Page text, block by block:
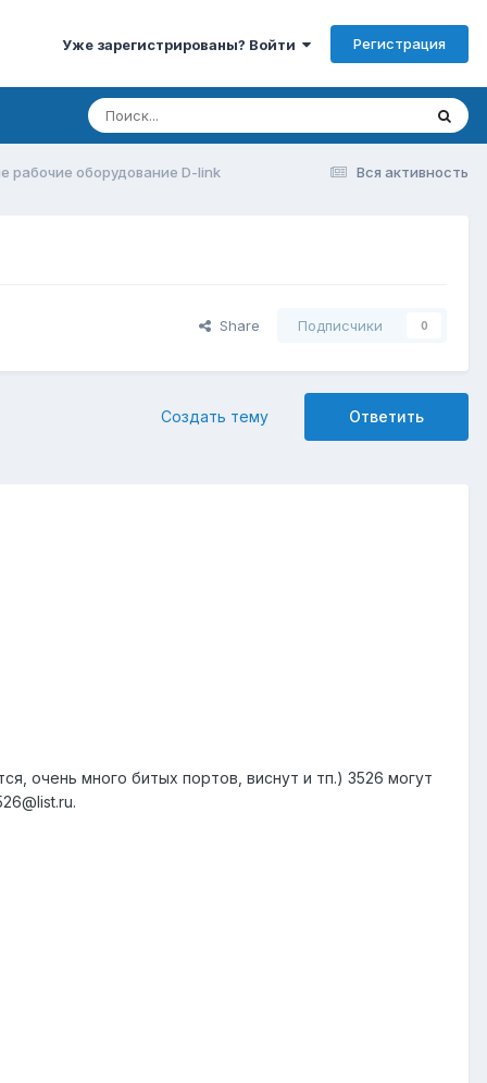
Уже зарегистрированы? Войти Регистрация
Вся активность
рабочие оборудование D-link
Share Подписчики 0
Ответить
Создать тему
очень много битых портов, виснут и тп.) 3526 могут